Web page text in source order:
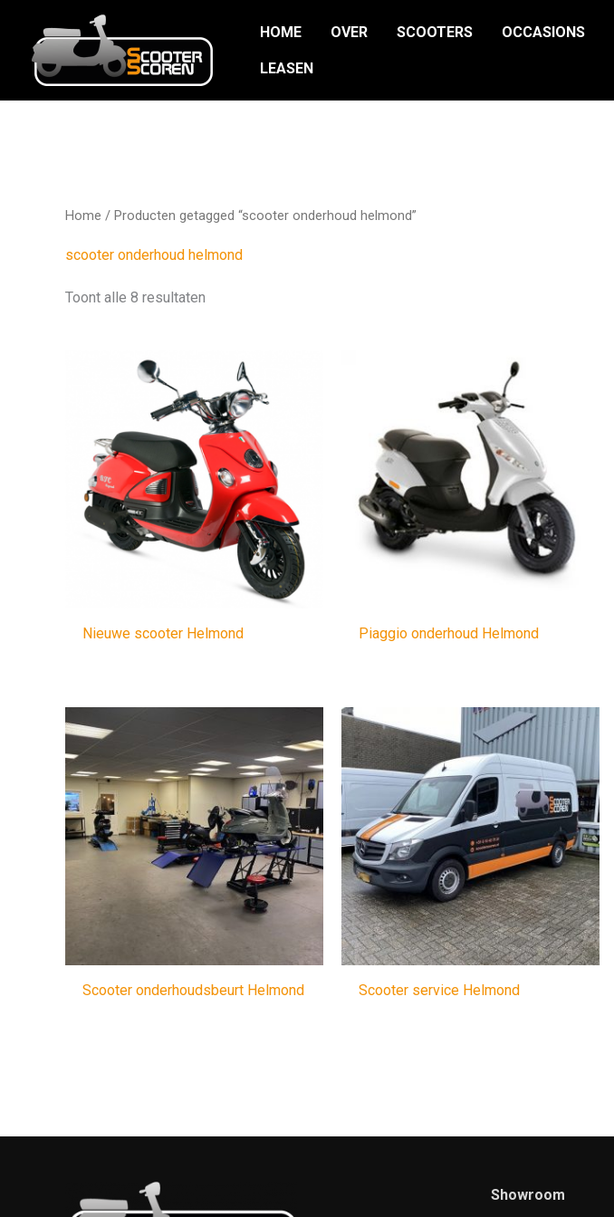
HOME OVER SCOOTERS OCCASIONS
LEASEN
Home / Producten getagged “scooter onderhoud helmond”
scooter onderhoud helmond
Toont alle 8 resultaten
Nieuwe scooter Helmond Piaggio onderhoud Helmond
Scooter onderhoudsbeurt Helmond Scooter service Helmond
Showroom